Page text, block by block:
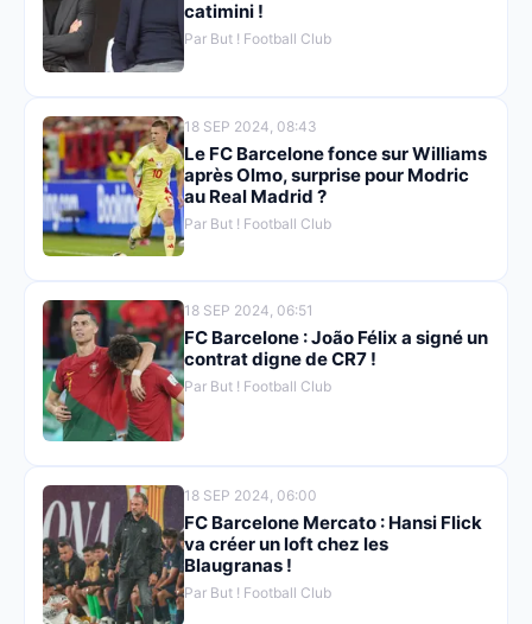
catimini !
Par But ! Football Club
18 SEP 2024, 08:43
Le FC Barcelone fonce sur Williams
après Olmo, surprise pour Modric
au Real Madrid ?
Par But ! Football Club
18 SEP 2024, 06:51
FC Barcelone : João Félix a signé un
contrat digne de CR7 !
Par But ! Football Club
18 SEP 2024, 06:00
FC Barcelone Mercato : Hansi Flick
va créer un loft chez les
Blaugranas !
Par But ! Football Club